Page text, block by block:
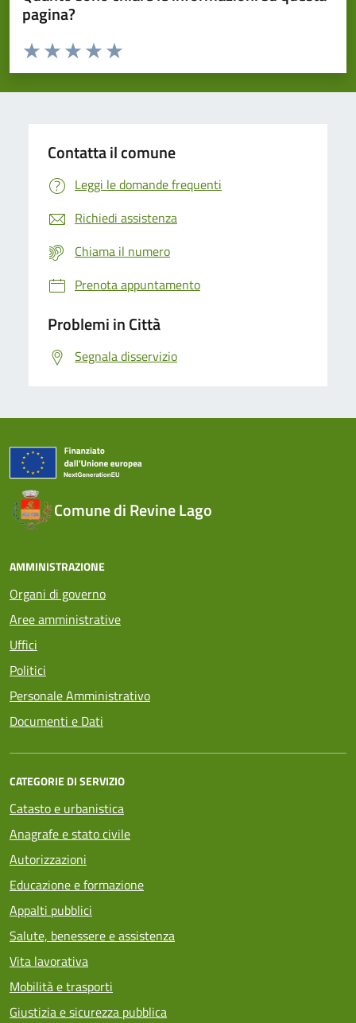
pagina?
Domanda
Valuta da 1 a 5 stelle la pagina
Valuta 5 stelle su 5
Valuta 4 stelle su 5
Valuta 3 stelle su 5
Valuta 2 stelle su 5
Valuta 1 stelle su 5
Contatta il comune
Leggi le domande frequenti
Richiedi assistenza
Chiama il numero
Prenota appuntamento
Problemi in Città
Segnala disservizio
Comune di Revine Lago
AMMINISTRAZIONE
Organi di governo
Aree amministrative
Uffici
Politici
Personale Amministrativo
Documenti e Dati
CATEGORIE DI SERVIZIO
Catasto e urbanistica
Anagrafe e stato civile
Autorizzazioni
Educazione e formazione
Appalti pubblici
Salute, benessere e assistenza
Vita lavorativa
Mobilità e trasporti
Giustizia e sicurezza pubblica